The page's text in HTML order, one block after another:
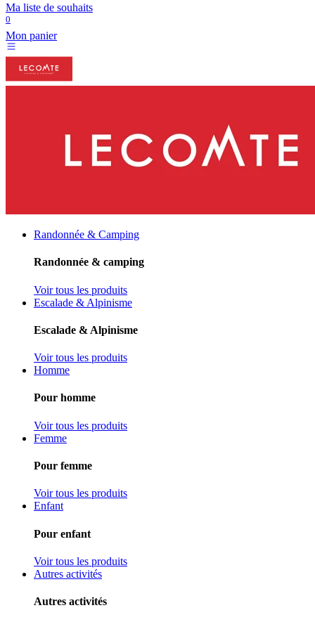
Ma liste de souhaits
0
Mon panier
Randonnée & Camping
Randonnée & camping
Voir tous les produits
Escalade & Alpinisme
Escalade & Alpinisme
Voir tous les produits
Homme
Pour homme
Voir tous les produits
Femme
Pour femme
Voir tous les produits
Enfant
Pour enfant
Voir tous les produits
Autres activités
Autres activités